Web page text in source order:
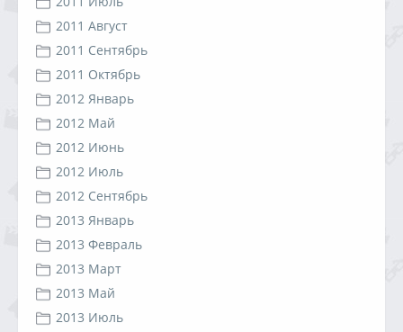
2011 Август
2011 Сентябрь
2011 Октябрь
2012 Январь
2012 Май
2012 Июнь
2012 Июль
2012 Сентябрь
2013 Январь
2013 Февраль
2013 Март
2013 Май
2013 Июль